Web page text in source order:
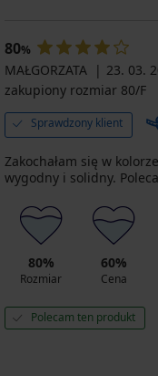
80%
MAŁGORZATA
23. 03.
zakupiony rozmiar 80/F
Sprawdzony klient
Zakochałam się w
wygodny i solidny.
80%
Rozmiar
60%
Cena
Polecam ten produkt